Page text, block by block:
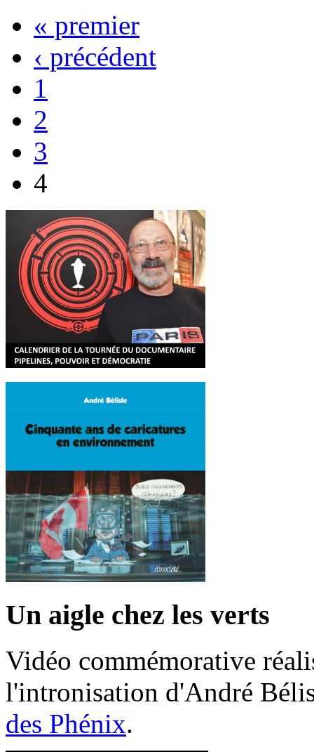
« premier
‹ précédent
1
2
3
4
Un aigle chez les verts
Vidéo commémorative
l'intronisation d'André
des Phénix.